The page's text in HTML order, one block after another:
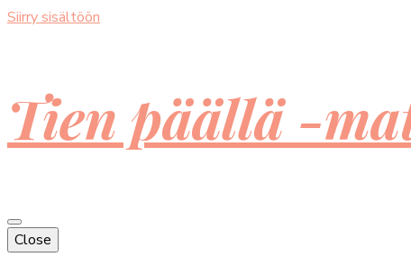
Siirry sisältöön
Tien päällä -
Close